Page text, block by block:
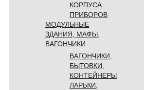
КОРПУСА
ПРИБОРОВ
МОДУЛЬНЫЕ
ЗДАНИЯ, МАФЫ,
ВАГОНЧИКИ
ВАГОНЧИКИ,
БЫТОВКИ,
КОНТЕЙНЕРЫ
ЛАРЬКИ,